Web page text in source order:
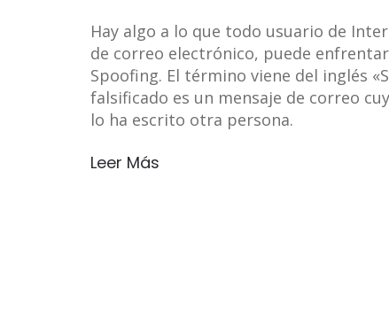
Hay algo a lo que todo usuario de
de correo electrónico, puede
Spoofing. El término viene del inglés
falsificado es un mensaje de correo
lo ha escrito otra persona.
Leer Más